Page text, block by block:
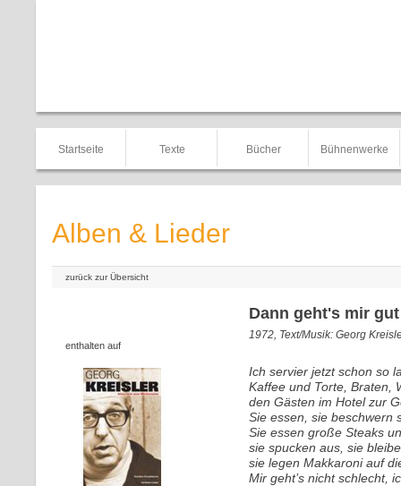
Startseite Texte Bücher Bühnenwerke
Alben & Lieder
zurück zur Übersicht
enthalten auf
Dann geht's mir
1972, Text/Musik: Georg
Ich servier jetzt schon so
Kaffee und Torte, Braten,
den Gästen im Hotel zur
Sie essen, sie beschwern
Sie essen große Steaks
sie spucken aus, sie
sie legen Makkaroni auf
Mir geht’s nicht schlecht,